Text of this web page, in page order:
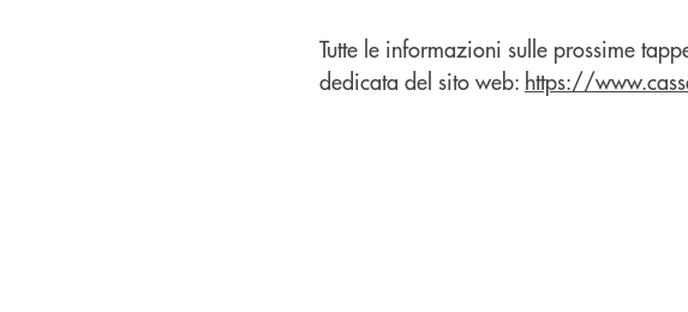
Tutte le informazioni sulle prossime
dedicata del sito web: https://